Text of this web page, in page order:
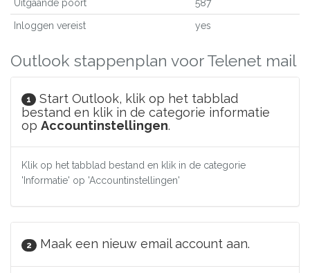
Uitgaande poort 587
Inloggen vereist yes
Outlook stappenplan voor Telenet mail
1
Start Outlook, klik op het tabblad
bestand en klik in de categorie informatie
op Accountinstellingen.
Klik op het tabblad bestand en klik in de categorie
'Informatie' op 'Accountinstellingen'
2 Maak een nieuw email account aan.